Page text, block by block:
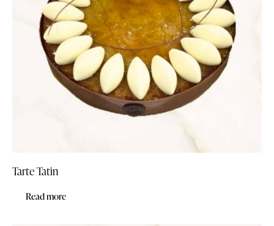
Tarte Tatin
Read more